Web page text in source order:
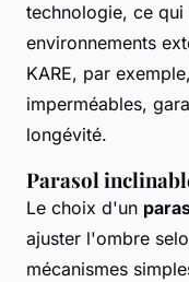
technologie, ce
environnements
KARE, par
imperméables,
longévité.
Parasol
Le choix d'un
ajuster l'ombre
mécanismes